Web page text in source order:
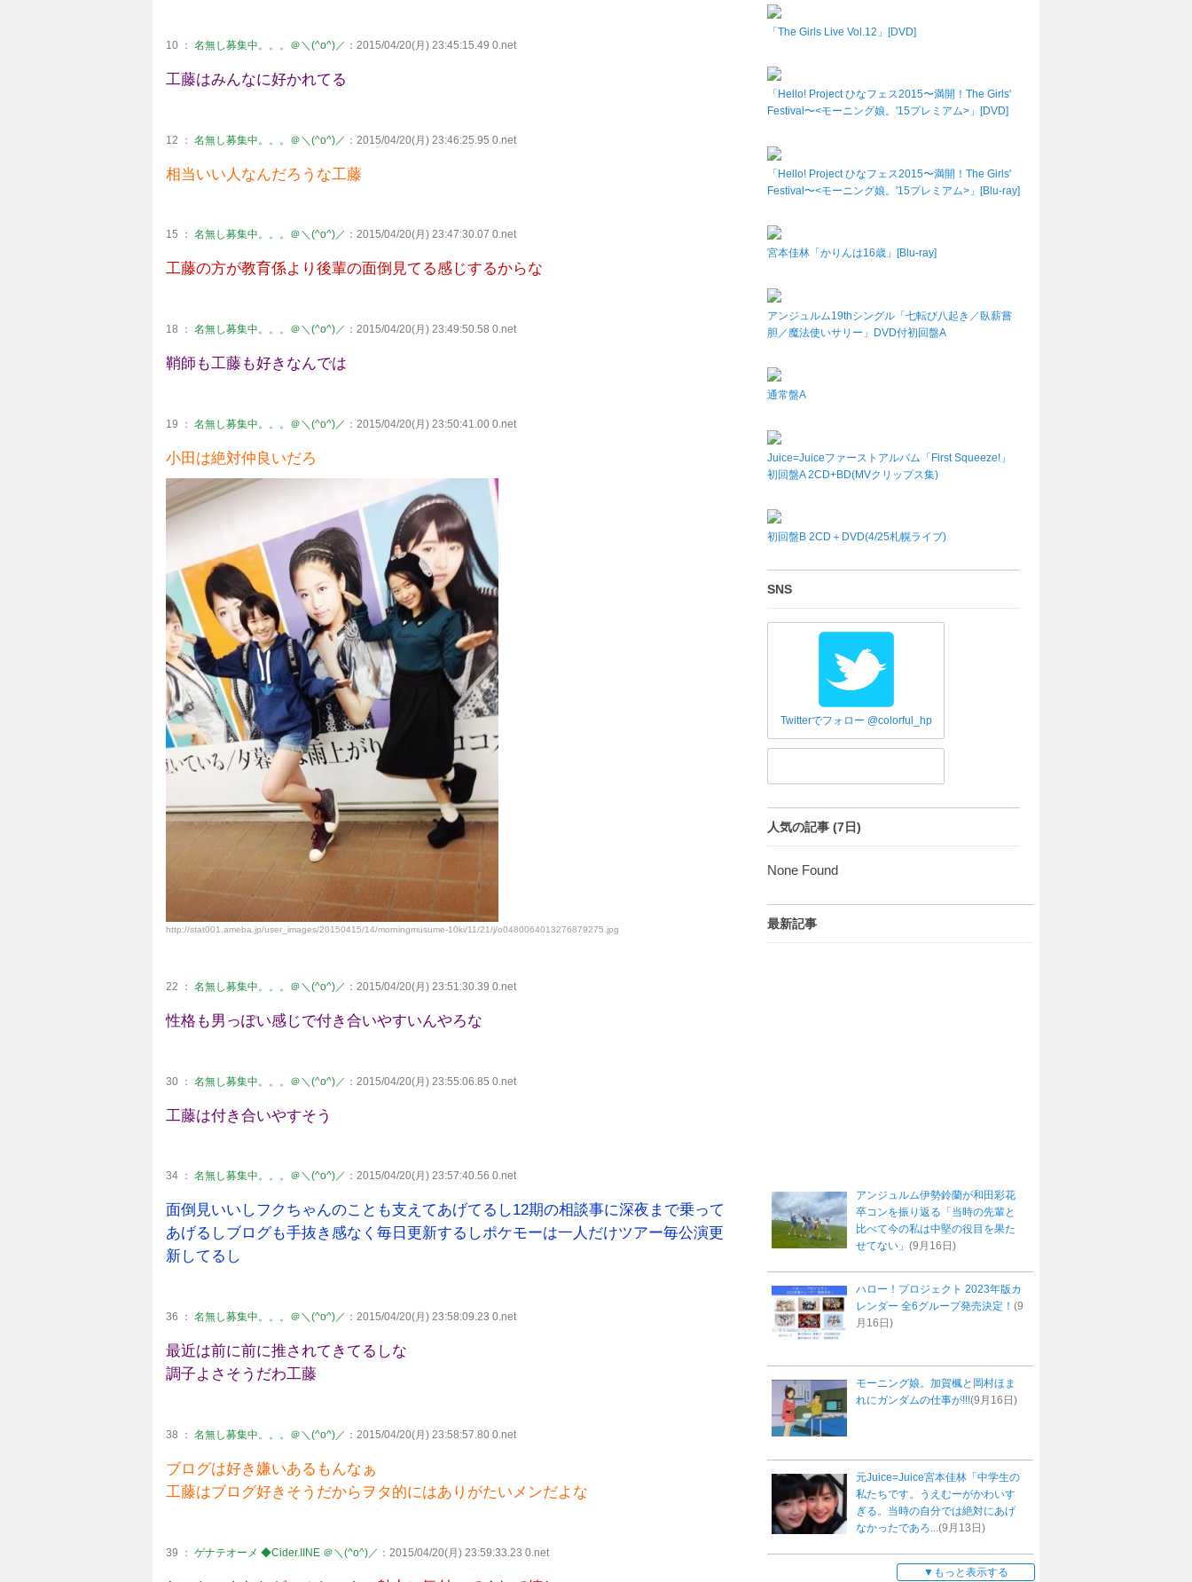
10 ： 名無し募集中。。。＠＼(^o^)／ ：2015/04/20(月) 23:45:15.49 0.net
工藤はみんなに好かれてる
12 ： 名無し募集中。。。＠＼(^o^)／ ：2015/04/20(月) 23:46:25.95 0.net
相当いい人なんだろうな工藤
15 ： 名無し募集中。。。＠＼(^o^)／ ：2015/04/20(月) 23:47:30.07 0.net
工藤の方が教育係より後輩の面倒見てる感じするからな
18 ： 名無し募集中。。。＠＼(^o^)／ ：2015/04/20(月) 23:49:50.58 0.net
鞘師も工藤も好きなんでは
19 ： 名無し募集中。。。＠＼(^o^)／ ：2015/04/20(月) 23:50:41.00 0.net
小田は絶対仲良いだろ
http://stat001.ameba.jp/user_images/20150415/14/morningmusume-10ki/11/21/j/o0480064013276879275.jpg
22 ： 名無し募集中。。。＠＼(^o^)／ ：2015/04/20(月) 23:51:30.39 0.net
性格も男っぽい感じで付き合いやすいんやろな
30 ： 名無し募集中。。。＠＼(^o^)／ ：2015/04/20(月) 23:55:06.85 0.net
工藤は付き合いやすそう
34 ： 名無し募集中。。。＠＼(^o^)／ ：2015/04/20(月) 23:57:40.56 0.net
面倒見いいしフクちゃんのことも支えてあげてるし12期の相談事に深夜まで乗って
あげるしブログも手抜き感なく毎日更新するしポケモーは一人だけツアー毎公演更
新してるし
36 ： 名無し募集中。。。＠＼(^o^)／ ：2015/04/20(月) 23:58:09.23 0.net
最近は前に前に推されてきてるしな
調子よさそうだわ工藤
38 ： 名無し募集中。。。＠＼(^o^)／ ：2015/04/20(月) 23:58:57.80 0.net
ブログは好き嫌いあるもんなぁ
工藤はブログ好きそうだからヲタ的にはありがたいメンだよな
39 ： ゲナテオーメ ◆Cider.IINE ＠＼(^o^)／ ：2015/04/20(月) 23:59:33.23 0.net
「The Girls Live Vol.12」[DVD]
「Hello! Project ひなフェス2015〜満開！The Girls'
Festival〜<モーニング娘。'15プレミアム>」[DVD]
「Hello! Project ひなフェス2015〜満開！The Girls'
Festival〜<モーニング娘。'15プレミアム>」[Blu-ray]
宮本佳林「かりんは16歳」[Blu-ray]
アンジュルム19thシングル「七転び八起き／臥薪嘗
胆／魔法使いサリー」DVD付初回盤A
通常盤A
Juice=Juiceファーストアルバム「First Squeeze!」
初回盤A 2CD+BD(MVクリップス集)
初回盤B 2CD＋DVD(4/25札幌ライブ)
SNS
Twitterでフォロー @colorful_hp
人気の記事 (7日)
None Found
最新記事
アンジュルム伊勢鈴蘭が和田彩花
卒コンを振り返る「当時の先輩と
比べて今の私は中堅の役目を果た
せてない」 (9月16日)
ハロー！プロジェクト 2023年版カ
レンダー 全6グループ発売決定！ (9
月16日)
モーニング娘。加賀楓と岡村ほま
れにガンダムの仕事が!!!(9月16日)
元Juice=Juice宮本佳林「中学生の
私たちです。うえむーがかわいす
ぎる。当時の自分では絶対にあげ
なかったであろ...(9月13日)
もっと表示する